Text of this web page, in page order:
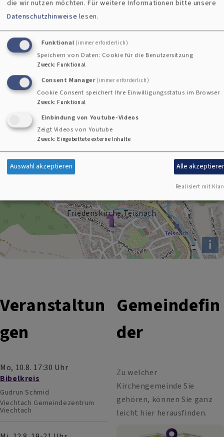
Bildrechte
Friedenskirche Teisnach
Von-Maltitz-Straße
94244 Teisnach
Friedenskirche Teisnach
+
−
i
Veranstaltun
gen
Mo, 10.8. 17:30 Uhr
Bibelkreis
Gudrun Schmid
Viechtach Gemeindezentrum
Viechtach
Gemeindefin
der
Zu welcher
Kirchengemeinde Sie
gehören, können Sie ganz
leicht hier herausfinden.
die wir nutzen möchten.Für weitere Informationen bitte unsere
Datenschutzhinweise lesen.
Funktional (immer erforderlich)
Speichern von Daten: Cookie für die Benutzersitzung
Zweck: Funktional
Consent Manager (immer erforderlich)
Cookie Consent speichert Ihre Einwilligungsstatus im Browser
Zweck: Funktional
Einbindung von Youtube-Videos
Zeigt Videos von Youtube
Zweck: Eingebettete externe Inhalte
Auswahl akzeptieren Alle
Realisiert mit